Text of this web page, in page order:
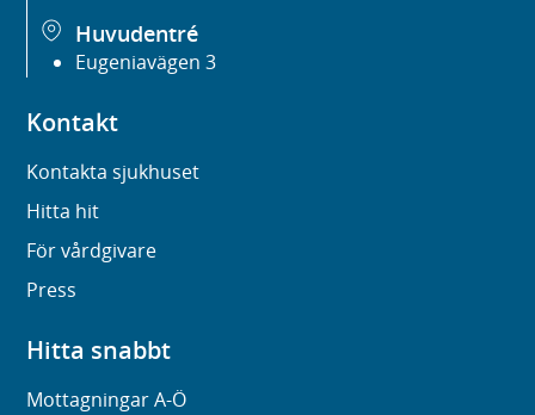
Huvudentré
Eugeniavägen 3
Kontakt
Kontakta sjukhuset
Hitta hit
För vårdgivare
Press
Hitta snabbt
Mottagningar A-Ö